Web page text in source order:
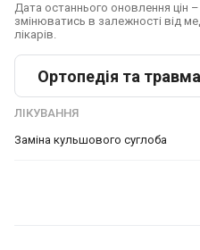
Дата останнього оновлення цін
змінюватись в залежності від
лікарів.
Ортопедія та
ЛІКУВАННЯ
Заміна кульшового суглоба